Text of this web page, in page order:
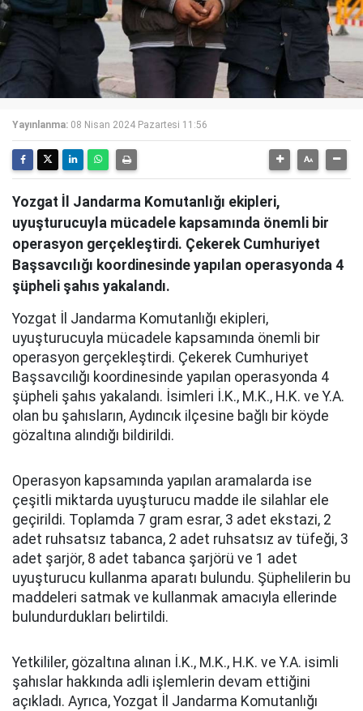
Yayınlanma: 08 Nisan 2024 Pazartesi 11:56
Yozgat İl Jandarma Komutanlığı ekipleri,
uyuşturucuyla mücadele kapsamında önemli bir
operasyon gerçekleştirdi. Çekerek Cumhuriyet
Başsavcılığı koordinesinde yapılan operasyonda 4
şüpheli şahıs yakalandı.
Yozgat İl Jandarma Komutanlığı ekipleri,
uyuşturucuyla mücadele kapsamında önemli bir
operasyon gerçekleştirdi. Çekerek Cumhuriyet
Başsavcılığı koordinesinde yapılan operasyonda 4
şüpheli şahıs yakalandı. İsimleri İ.K., M.K., H.K. ve Y.A.
olan bu şahısların, Aydıncık ilçesine bağlı bir köyde
gözaltına alındığı bildirildi.
Operasyon kapsamında yapılan aramalarda ise
çeşitli miktarda uyuşturucu madde ile silahlar ele
geçirildi. Toplamda 7 gram esrar, 3 adet ekstazi, 2
adet ruhsatsız tabanca, 2 adet ruhsatsız av tüfeği, 3
adet şarjör, 8 adet tabanca şarjörü ve 1 adet
uyuşturucu kullanma aparatı bulundu. Şüphelilerin bu
maddeleri satmak ve kullanmak amacıyla ellerinde
bulundurdukları belirtildi.
Yetkililer, gözaltına alınan İ.K., M.K., H.K. ve Y.A. isimli
şahıslar hakkında adli işlemlerin devam ettiğini
açıkladı. Ayrıca, Yozgat İl Jandarma Komutanlığı